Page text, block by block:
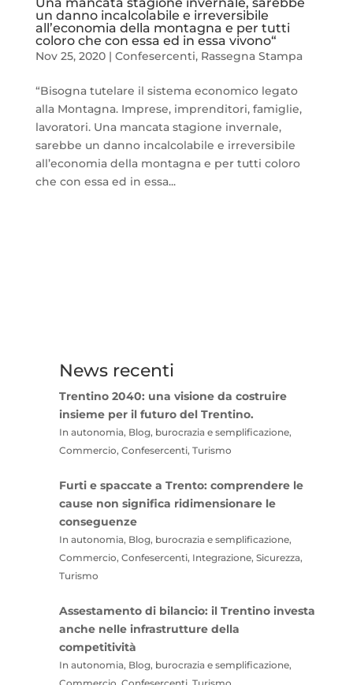
un danno incalcolabile e irreversibile
all’economia della montagna e per tutti
coloro che con essa ed in essa vivono“
Nov 25, 2020| Confesercenti, Rassegna Stampa
“Bisogna tutelare il sistema economico legato
alla Montagna. Imprese, imprenditori, famiglie,
lavoratori. Una mancata stagione invernale,
sarebbe un danno incalcolabile e irreversibile
all’economia della montagna e per tutti coloro
che con essa ed in essa...
News recenti
Trentino 2040: una visione da costruire
insieme per il futuro del Trentino.
In autonomia, Blog, burocrazia e semplificazione,
Commercio, Confesercenti, Turismo
Furti e spaccate a Trento: comprendere le
cause non significa ridimensionare le
conseguenze
In autonomia, Blog, burocrazia e semplificazione,
Commercio, Confesercenti, Integrazione, Sicurezza,
Turismo
Assestamento di bilancio: il Trentino investa
anche nelle infrastrutture della
competitività
In autonomia, Blog, burocrazia e semplificazione,